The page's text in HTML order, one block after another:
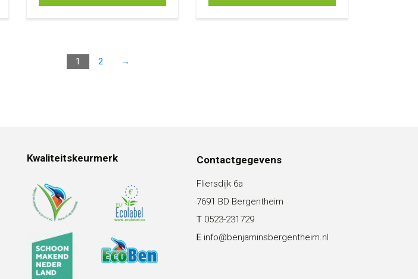
1 2 →
Kwaliteitskeurmerk Contactgegevens
Fliersdijk 6a
7691 BD Bergentheim
T 0523-231729
E info@benjaminsbergentheim.nl